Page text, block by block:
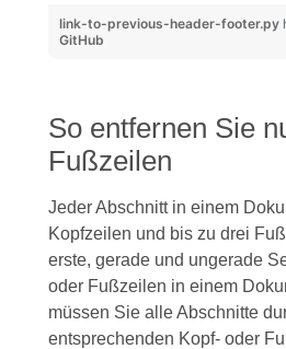
link-to-previous-header-footer.py
GitHub
So entfernen Sie
Fußzeilen
Jeder Abschnitt in einem
Kopfzeilen und bis zu drei
erste, gerade und ungerade
oder Fußzeilen in einem
müssen Sie alle Abschnitte
entsprechenden Kopf- oder